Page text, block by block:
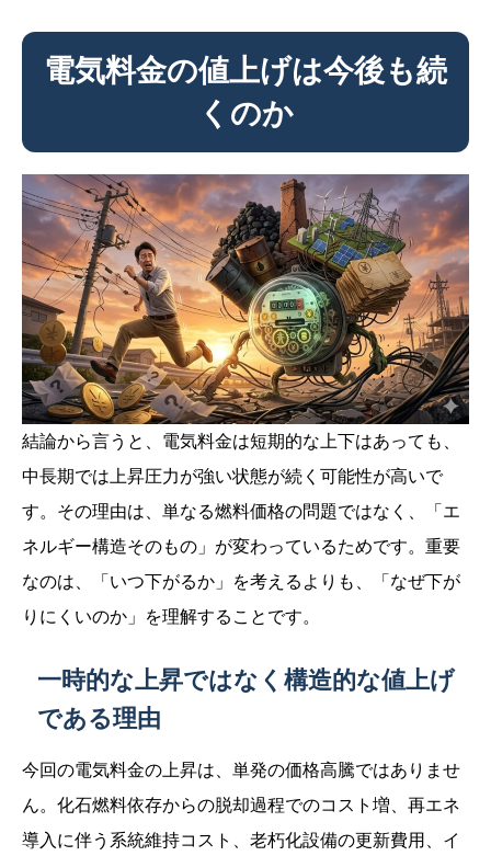
電気料金の値上げは今後も続
くのか
結論から言うと、電気料金は短期的な上下はあっても、
中長期では上昇圧力が強い状態が続く可能性が高いで
す。その理由は、単なる燃料価格の問題ではなく、「エ
ネルギー構造そのもの」が変わっているためです。重要
なのは、「いつ下がるか」を考えるよりも、「なぜ下が
りにくいのか」を理解することです。
一時的な上昇ではなく構造的な値上げ
である理由
今回の電気料金の上昇は、単発の価格高騰ではありませ
ん。化石燃料依存からの脱却過程でのコスト増、再エネ
導入に伴う系統維持コスト、老朽化設備の更新費用、イ